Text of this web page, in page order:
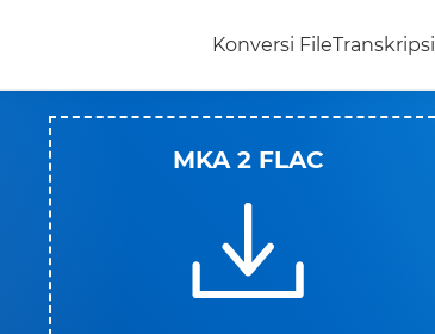
Konversi FileTranskripsi
MKA 2 FLAC